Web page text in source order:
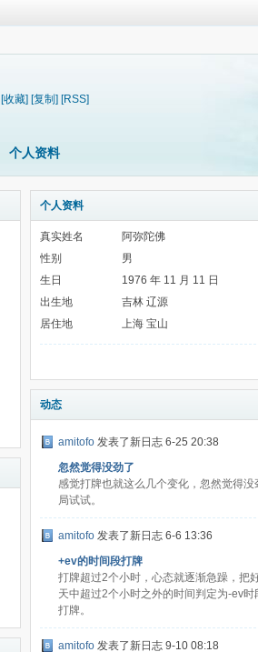
[收藏] [复制] [RSS]
个人资料
个人资料
真实姓名
阿弥陀佛
性别
男
生日
1976 年 11 月 11 日
出生地
吉林 辽源
居住地
上海 宝山
动态
amitofo 发表了新日志 6-25 20:38
忽然觉得没劲了
感觉打牌也就这么几个变化，忽然觉得
局试试。
amitofo 发表了新日志 6-6 13:36
+ev的时间段打牌
打牌超过2个小时，心态就逐渐急躁，把
天中超过2个小时之外的时间判定为-ev
打牌。
amitofo 发表了新日志 9-10 08:18